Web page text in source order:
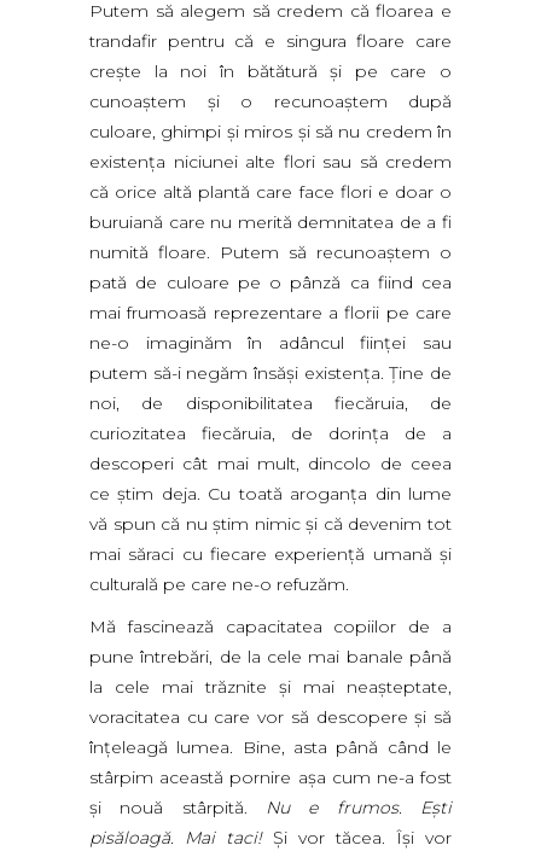
Putem să alegem să credem că floarea e
trandafir pentru că e singura floare care
creşte la noi în bătătură şi pe care o
cunoaştem şi o recunoaştem după
culoare, ghimpi şi miros şi să nu credem în
existenţa niciunei alte flori sau să credem
că orice altă plantă care face flori e doar o
buruiană care nu merită demnitatea de a fi
numită floare. Putem să recunoaştem o
pată de culoare pe o pânză ca fiind cea
mai frumoasă reprezentare a florii pe care
ne-o imaginăm în adâncul fiinţei sau
putem să-i negăm însăşi existenţa. Ţine de
noi, de disponibilitatea fiecăruia, de
curiozitatea fiecăruia, de dorinţa de a
descoperi cât mai mult, dincolo de ceea
ce ştim deja. Cu toată aroganţa din lume
vă spun că nu ştim nimic şi că devenim tot
mai săraci cu fiecare experienţă umană şi
culturală pe care ne-o refuzăm.
Mă fascinează capacitatea copiilor de a
pune întrebări, de la cele mai banale până
la cele mai trăznite şi mai neaşteptate,
voracitatea cu care vor să descopere şi să
înţeleagă lumea. Bine, asta până când le
stârpim această pornire aşa cum ne-a fost
şi nouă stârpită. Nu e frumos. Eşti
pisăloagă. Mai taci! Şi vor tăcea. Îşi vor